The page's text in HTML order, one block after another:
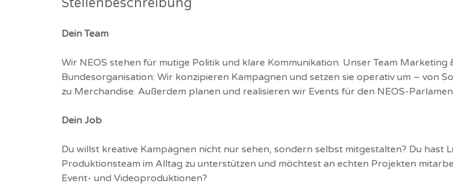
Dein Team
Wir NEOS stehen für mutige Politik und klare Kommunikation. Unser Team
Bundesorganisation: Wir konzipieren Kampagnen und setzen sie operativ um – von
zu Merchandise. Außerdem planen und realisieren wir Events für den NEOS-
Dein Job
Du willst kreative Kampagnen nicht nur sehen, sondern selbst mitgestalten? Du hast
Produktionsteam im Alltag zu unterstützen und möchtest an echten Projekten
Event- und Videoproduktionen?